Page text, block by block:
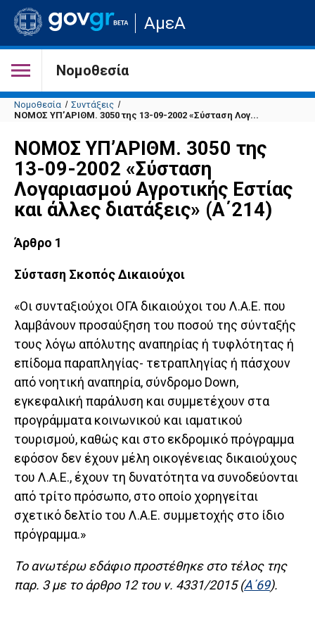
Μετάβαση
στην
σελίδα
του
ΑμεΑ
Νομοθεσία
Νομοθεσία
Συντάξεις
ΝΟΜΟΣ ΥΠ’ΑΡΙΘΜ. 3050 της 13-09-2002 «Σύσταση Λογ...
ΝΟΜΟΣ ΥΠ’ΑΡΙΘΜ. 3050 της
13-09-2002 «Σύσταση
Λογαριασμού Αγροτικής Εστίας
και άλλες διατάξεις» (Α΄214)
Άρθρο 1
Σύσταση Σκοπός Δικαιούχοι
«Οι συνταξιούχοι ΟΓΑ δικαιούχοι του Λ.Α.Ε. που
λαμβάνουν προσαύξηση του ποσού της σύνταξής
τους λόγω απόλυτης αναπηρίας ή τυφλότητας ή
επίδομα παραπληγίας- τετραπληγίας ή πάσχουν
από νοητική αναπηρία, σύνδρομο Down,
εγκεφαλική παράλυση και συμμετέχουν στα
προγράμματα κοινωνικού και ιαματικού
τουρισμού, καθώς και στο εκδρομικό πρόγραμμα
εφόσον δεν έχουν μέλη οικογένειας δικαιούχους
του Λ.Α.Ε., έχουν τη δυνατότητα να συνοδεύονται
από τρίτο πρόσωπο, στο οποίο χορηγείται
σχετικό δελτίο του Λ.Α.Ε. συμμετοχής στο ίδιο
πρόγραμμα.»
Το ανωτέρω εδάφιο προστέθηκε στο τέλος της
παρ. 3 με το άρθρο 12 του ν. 4331/2015 (Α΄69).